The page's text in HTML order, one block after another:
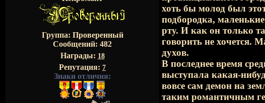
Группа: Проверенный
Сообщений: 482
Награды: 18
Репутация: 7
Знаки отличия:
хоть бы молод был
подбородка,
рту. И как он только
говорить не хочется.
духов.
В последнее время
выступала какая-
вовсе сам демон на
таким романтичным